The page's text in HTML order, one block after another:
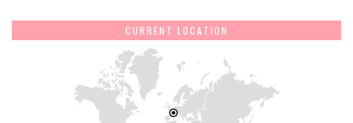
CURRENT LOCATION